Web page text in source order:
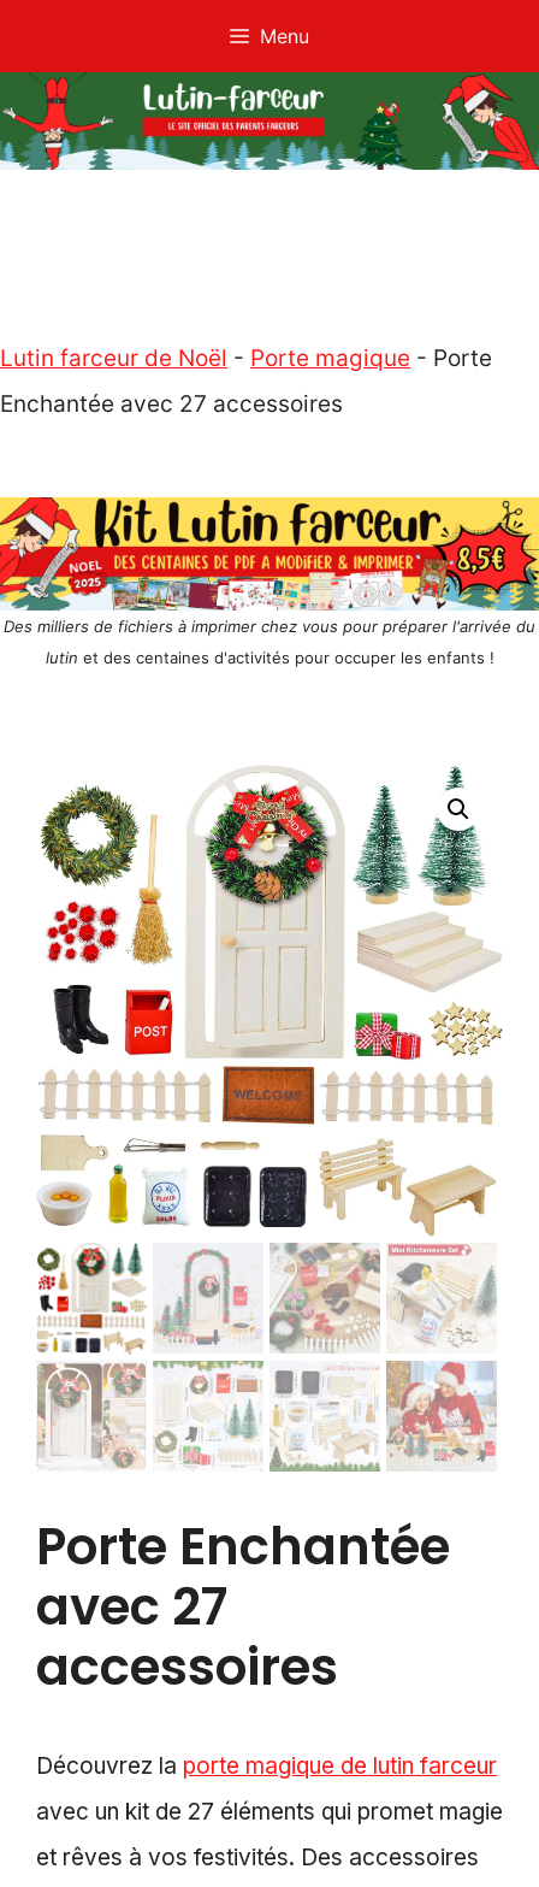
au
contenu
Menu
Lutin farceur de Noël - Porte magique - Porte
Enchantée avec 27 accessoires
Des milliers de fichiers à imprimer chez vous pour préparer l'arrivée du
lutin et des centaines d'activités pour occuper les enfants !
Porte Enchantée
avec 27
accessoires
Découvrez la porte magique de lutin farceur
avec un kit de 27 éléments qui promet magie
et rêves à vos festivités. Des accessoires